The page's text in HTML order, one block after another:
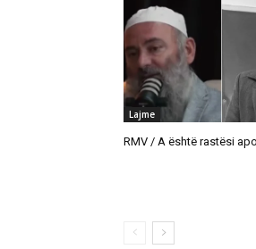
Lajme
RMV / A është rastësi